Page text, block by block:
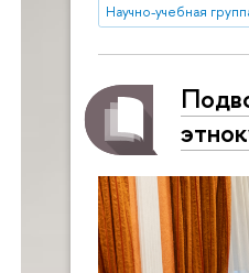
Научно-учебная